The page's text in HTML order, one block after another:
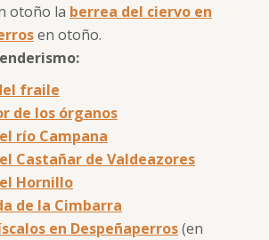
otoño la berrea del ciervo en
en otoño.
fraile
de los órganos
río Campana
Castañar de Valdeazores
Hornillo
de la Cimbarra
en Despeñaperros(en